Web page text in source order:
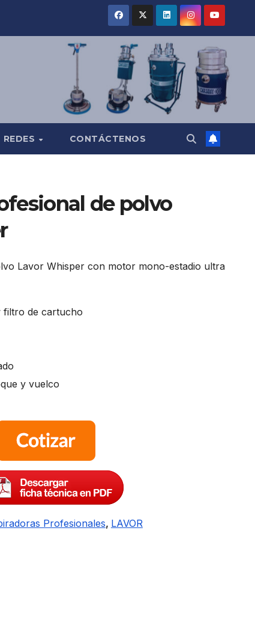
REDES CONTÁCTENOS
de polvo
Lavor Whisper con motor mono-estadio ultra
filtro de cartucho
y vuelco
Profesionales, LAVOR